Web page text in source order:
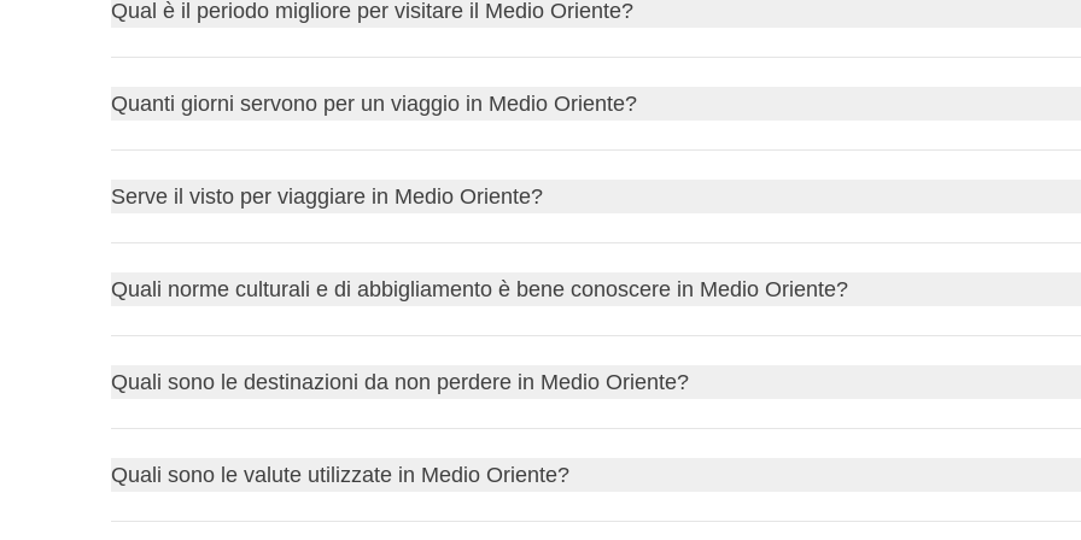
Qual è il periodo migliore per visitare il Medio Oriente?
Da ottobre ad aprile
le temperature sono più miti e piacevoli per visitare città e siti archeologici; è meglio evitare
Quanti giorni servono per un viaggio in Medio Oriente?
Per un singolo paese come Giordaniao gli Emirati Arabi Uniti
Serve il visto per viaggiare in Medio Oriente?
I requisiti variano molto: Emirati Arabi Uniti Qatar offrono spesso l'esenzione visto o il visto
Quali norme culturali e di abbigliamento è bene conoscere in Medio Oriente?
È consigliabile indossare un abbigliamento modesto
, soprattutto nei luoghi religiosi e nelle aree più
Quali sono le destinazioni da non perdere in Medio Oriente?
Tra le esperienze più amate ci sono:
Quali sono le valute utilizzate in Medio Oriente?